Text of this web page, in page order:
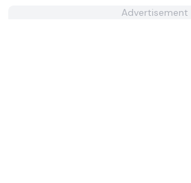
Advertisement